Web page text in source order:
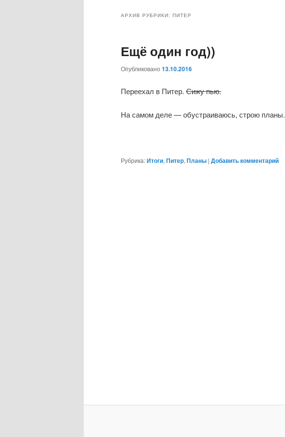
АРХИВ РУБРИКИ: ПИТЕР
Ещё один год))
Опубликовано 13.10.2016
Переехал в Питер. Сижу пью.
На самом деле — обустраиваюсь, строю планы.
Рубрика:Итоги, Питер, Планы | Добавить комментарий